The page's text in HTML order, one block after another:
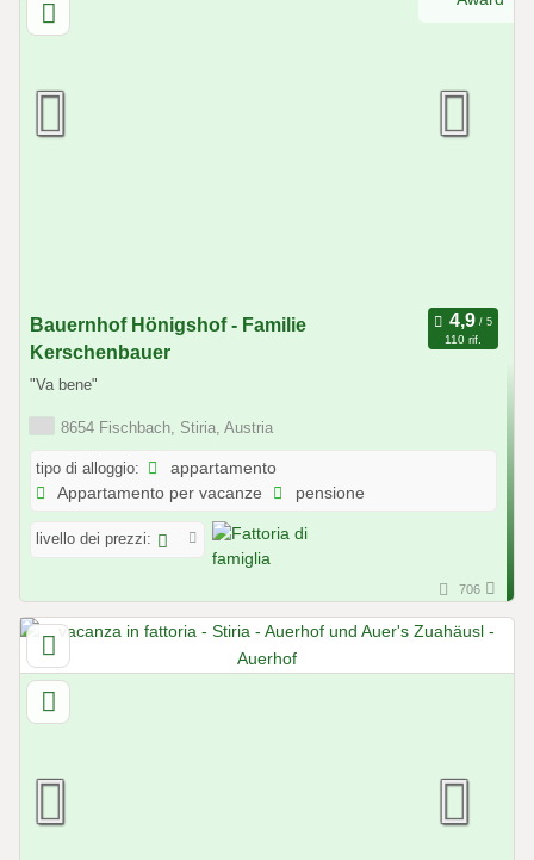
Bauernhof Hönigshof - Familie
Kerschenbauer
110 rif.
"Va bene"
8654 Fischbach, Stiria, Austria
tipo di alloggio:
appartamento
Appartamento per vacanze
pensione
livello dei prezzi:
706